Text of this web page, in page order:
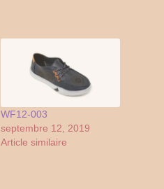
WF12-003
septembre 12, 2019
Article similaire